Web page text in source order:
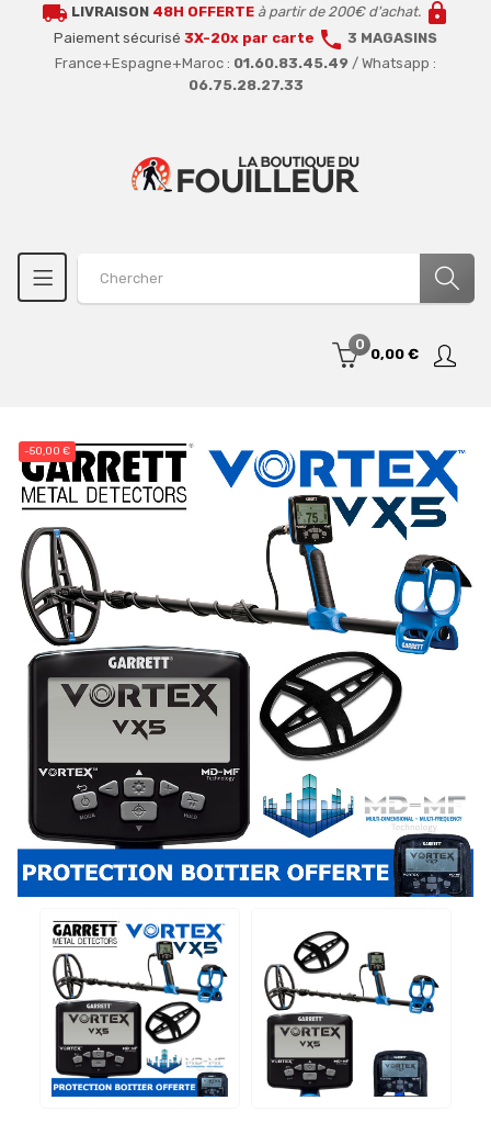
local_shipping LIVRAISON 48H OFFERTE à partir de 200€ d'achat. lock
Paiement sécurisé 3X-20x par carte call 3 MAGASINS
France+Espagne+Maroc : 01.60.83.45.49 / Whatsapp :
06.75.28.27.33
0
0,00 €
-50,00 €